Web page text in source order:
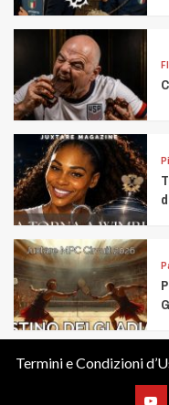
Termini e Condizioni